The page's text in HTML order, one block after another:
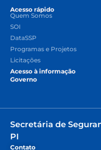
Acesso rápido
Quem Somos
SOI
DataSSP
Programas e Projetos
Licitações
Acesso à informação
Governo
Secretária de
PI
Contato